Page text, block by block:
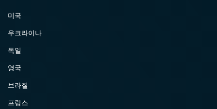
미국
우크라이나
독일
영국
브라질
프랑스